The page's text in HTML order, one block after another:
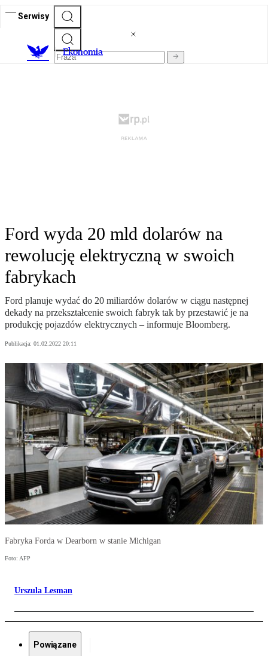
Serwisy
Ekonomia
Ford wyda 20 mld dolarów na
rewolucję elektryczną w swoich
fabrykach
Ford planuje wydać do 20 miliardów dolarów w ciągu następnej
dekady na przekształcenie swoich fabryk tak by przestawić je na
produkcję pojazdów elektrycznych – informuje Bloomberg.
Publikacja: 01.02.2022 20:11
Fabryka Forda w Dearborn w stanie Michigan
Foto: AFP
Urszula Lesman
Powiązane